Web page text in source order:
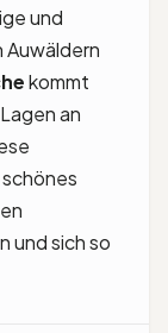
und
kommt
an
und sich so